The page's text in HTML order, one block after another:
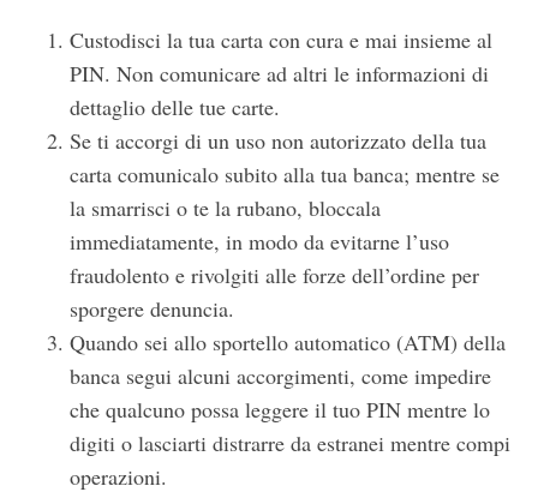
Custodisci la tua carta con cura e mai insieme al
PIN. Non comunicare ad altri le informazioni di
dettaglio delle tue carte.
Se ti accorgi di un uso non autorizzato della tua
carta comunicalo subito alla tua banca; mentre se
la smarrisci o te la rubano, bloccala
immediatamente, in modo da evitarne l’uso
fraudolento e rivolgiti alle forze dell’ordine per
sporgere denuncia.
Quando sei allo sportello automatico (ATM) della
banca segui alcuni accorgimenti, come impedire
che qualcuno possa leggere il tuo PIN mentre lo
digiti o lasciarti distrarre da estranei mentre compi
operazioni.